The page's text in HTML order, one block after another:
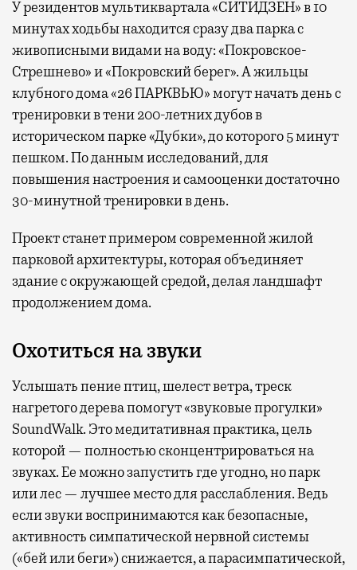
У резидентов мультиквартала «СИТИДЗЕН» в 10
минутах ходьбы находится сразу два парка с
живописными видами на воду: «Покровское-
Стрешнево» и «Покровский берег». А жильцы
клубного дома «26 ПАРКВЬЮ» могут начать день с
тренировки в тени 200-летних дубов в
историческом парке «Дубки», до которого 5 минут
пешком. По данным исследований, для
повышения настроения и самооценки достаточно
30-минутной тренировки в день.
Проект станет примером современной жилой
парковой архитектуры, которая объединяет
здание с окружающей средой, делая ландшафт
продолжением дома.
Охотиться на звуки
Услышать пение птиц, шелест ветра, треск
нагретого дерева помогут «звуковые прогулки»
SoundWalk. Это медитативная практика, цель
которой — полностью сконцентрироваться на
звуках. Ее можно запустить где угодно, но парк
или лес — лучшее место для расслабления. Ведь
если звуки воспринимаются как безопасные,
активность симпатической нервной системы
(«бей или беги») снижается, а парасимпатической,